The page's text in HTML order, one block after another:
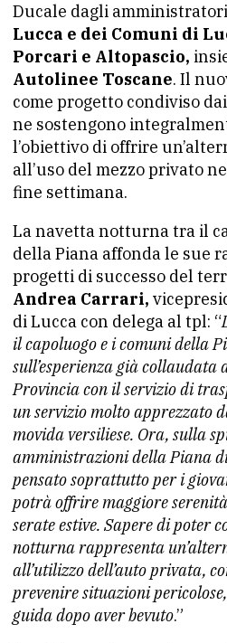
Ducale dagli
Lucca e dei Comuni di
Porcari e Altopascio,
Autolinee Toscane. Il
come progetto condiviso
ne sostengono
l’obiettivo di offrire
all’uso del mezzo privato
fine settimana.
La navetta notturna tra il
della Piana affonda le sue
progetti di successo del
Andrea Carrari,
di Lucca con delega al tpl: “
il capoluogo e i comuni della
sull’esperienza già collaudata
Provincia con il servizio di
un servizio molto apprezzato
movida versiliese. Ora, sulla
amministrazioni della Piana
pensato soprattutto per i
potrà offrire maggiore
serate estive. Sapere di poter
notturna rappresenta
all’utilizzo dell’auto privata,
prevenire situazioni
guida dopo aver bevuto.”